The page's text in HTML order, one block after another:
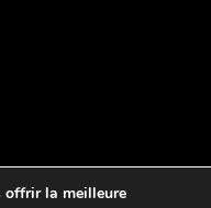
offrir la meilleure